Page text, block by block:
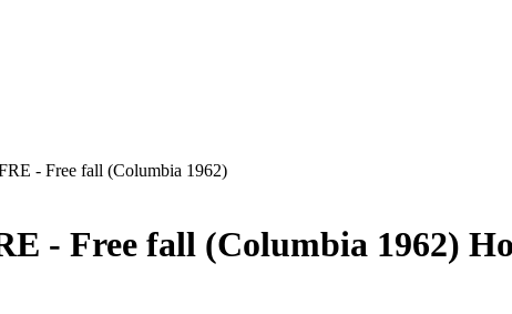
- Free fall (Columbia 1962)
- Free fall (Columbia 1962)